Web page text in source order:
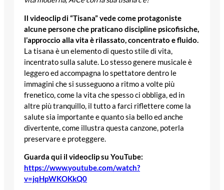
Il videoclip di “Tisana” vede come protagoniste
alcune persone che praticano discipline psicofisiche,
l’approccio alla vita è rilassato, concentrato e fluido.
La tisana è un elemento di questo stile di vita,
incentrato sulla salute. Lo stesso genere musicale è
leggero ed accompagna lo spettatore dentro le
immagini che si susseguono a ritmo a volte più
frenetico, come la vita che spesso ci obbliga, ed in
altre più tranquillo, il tutto a farci riflettere come la
salute sia importante e quanto sia bello ed anche
divertente, come illustra questa canzone, poterla
preservare e proteggere.
Guarda qui il videoclip su YouTube:
https://www.youtube.com/watch?
v=jqHpWKOKkQ0